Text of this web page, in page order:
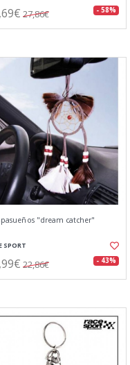
27,86€ - 58%
"dream catcher"
SPORT
22,86€ - 43%